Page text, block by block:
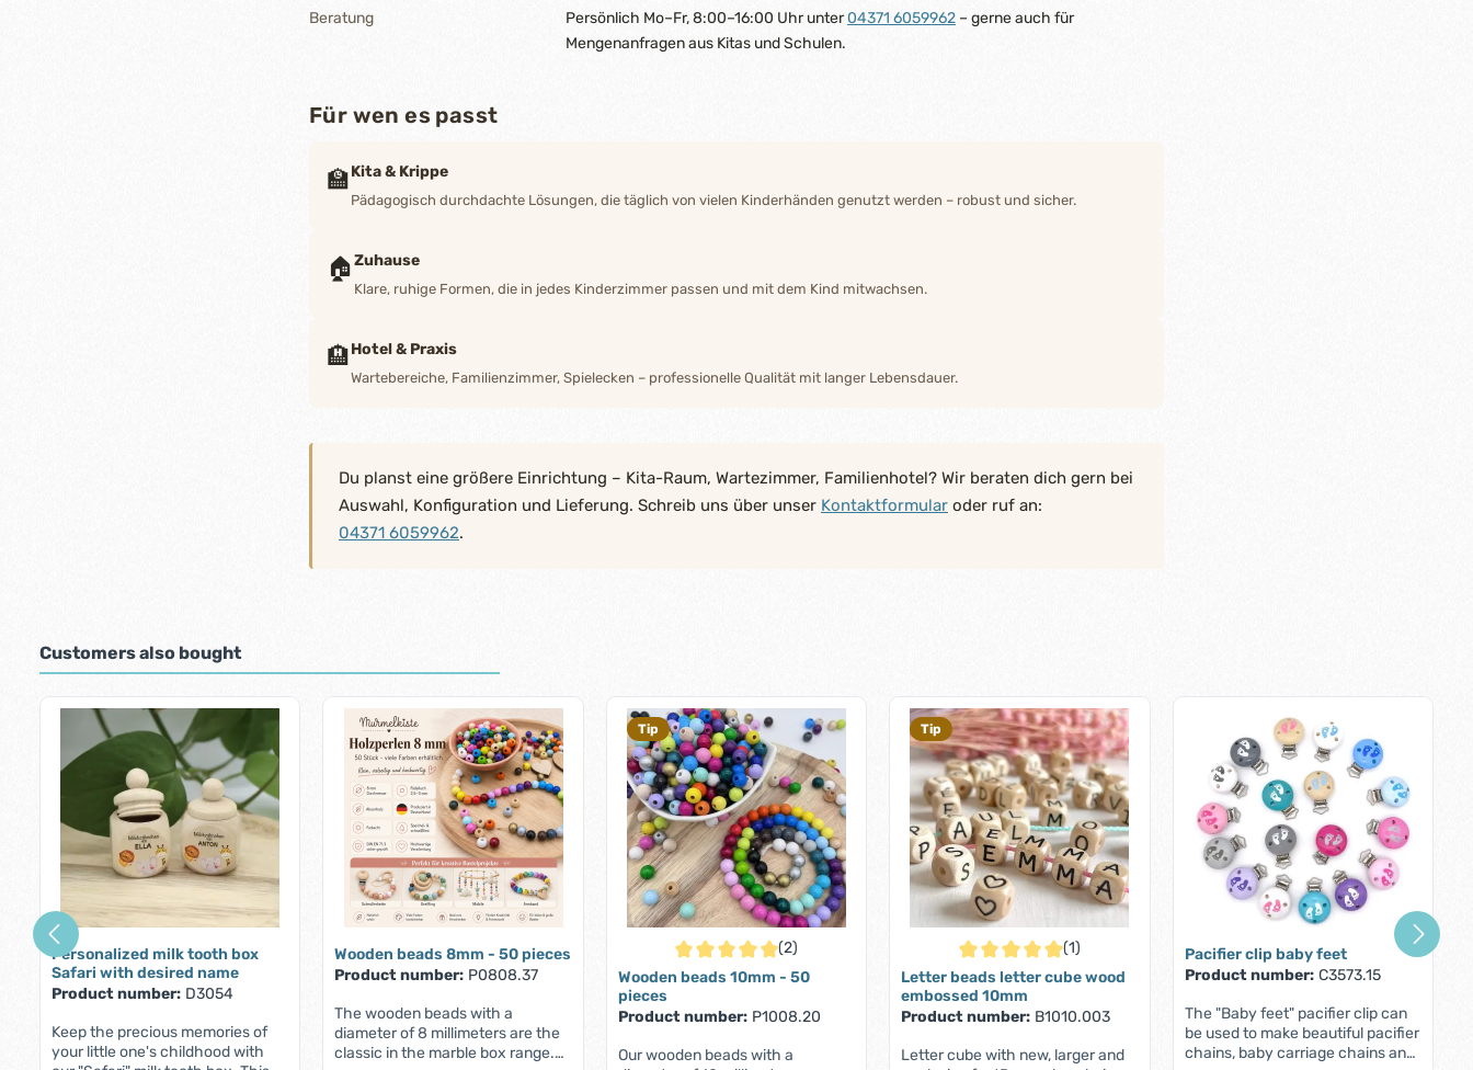
Beratung Persönlich Mo–Fr, 8:00–16:00 Uhr unter04371 6059962 – gerne auch für
Mengenanfragen aus Kitas und Schulen.
Für wen es passt
🏫Kita & Krippe
Pädagogisch durchdachte Lösungen, die täglich von vielen Kinderhänden genutzt werden – robust und sicher.
🏠Zuhause
Klare, ruhige Formen, die in jedes Kinderzimmer passen und mit dem Kind mitwachsen.
🏨Hotel & Praxis
Wartebereiche, Familienzimmer, Spielecken – professionelle Qualität mit langer Lebensdauer.
Du planst eine größere Einrichtung – Kita-Raum, Wartezimmer, Familienhotel? Wir beraten dich gern bei
Auswahl, Konfiguration und Lieferung. Schreib uns über unser Kontaktformular oder ruf an:
04371 6059962.
Customers also bought
Skip product gallery
Personalized milk tooth box
Safari with desired name
Product number: D3054
Keep the precious memories of
your little one's childhood with
Wooden beads 8mm - 50 pieces
Product number: P0808.37
The wooden beads with a
diameter of 8 millimeters are the
classic in the marble box range.
Tip
Average rating of 5 out of 5 stars
(2)
Wooden beads 10mm - 50
pieces
Product number: P1008.20
Our wooden beads with a
Tip
Average rating of 5 out of 5 stars
(1)
Letter beads letter cube wood
embossed 10mm
Product number: B1010.003
Letter cube with new, larger and
Pacifier clip baby feet
Product number: C3573.15
The "Baby feet" pacifier clip can
be used to make beautiful pacifier
chains, baby carriage chains and